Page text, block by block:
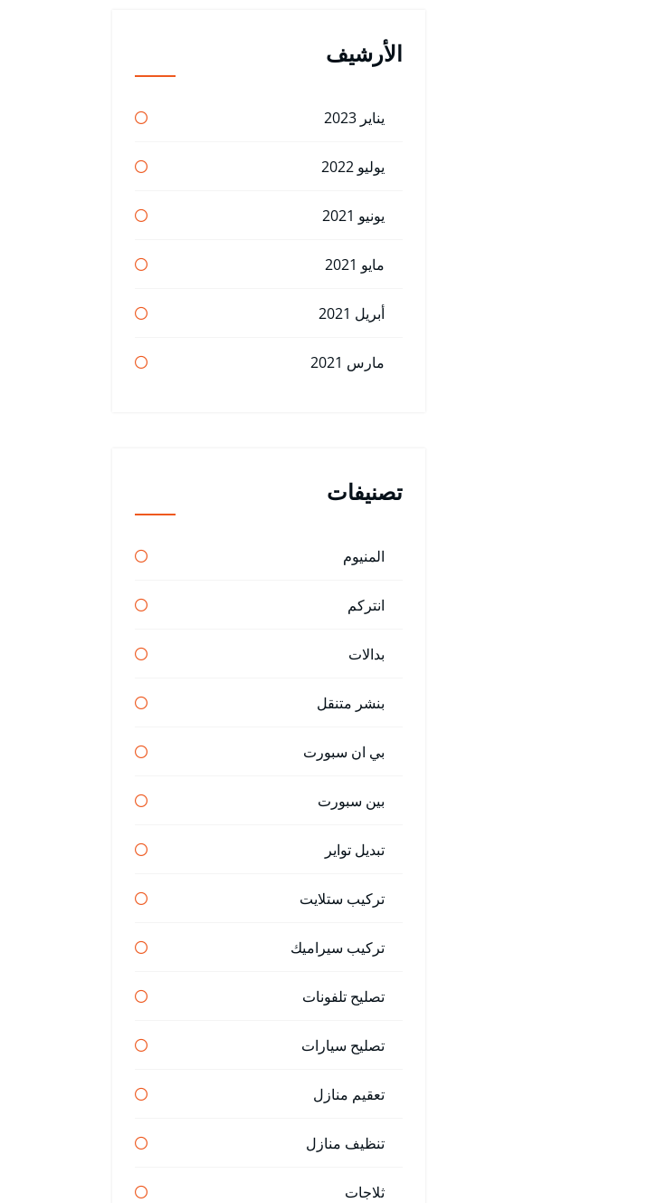
الأرشيف
يناير 2023
يوليو 2022
يونيو 2021
مايو 2021
أبريل 2021
مارس 2021
تصنيفات
المنيوم
انتركم
بدالات
بنشر متنقل
بي ان سبورت
بين سبورت
تبديل تواير
تركيب ستلايت
تركيب سيراميك
تصليح تلفونات
تصليح سيارات
تعقيم منازل
تنظيف منازل
ثلاجات